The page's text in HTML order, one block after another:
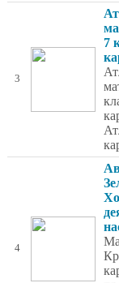
3
7
4